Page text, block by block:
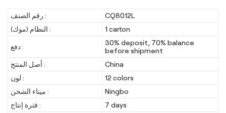
رقم الصنف :
CQ8012L
النظام (موك) :
1 carton
دفع :
30% deposit, 70% balance
before shipment
أصل المنتج :
China
لون :
12 colors
ميناء الشحن :
Ningbo
فترة إنتاج :
7 days